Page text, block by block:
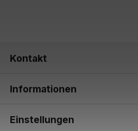
Kontakt
Informationen
Einstellungen